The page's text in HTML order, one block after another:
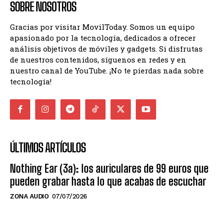
SOBRE NOSOTROS
Gracias por visitar MovilToday. Somos un equipo
apasionado por la tecnología, dedicados a ofrecer
análisis objetivos de móviles y gadgets. Si disfrutas
de nuestros contenidos, síguenos en redes y en
nuestro canal de YouTube. ¡No te pierdas nada sobre
tecnología!
ÚLTIMOS ARTÍCULOS
Nothing Ear (3a): los auriculares de 99 euros que
pueden grabar hasta lo que acabas de escuchar
ZONA AUDIO 07/07/2026